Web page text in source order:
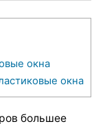
окна
окна
большее